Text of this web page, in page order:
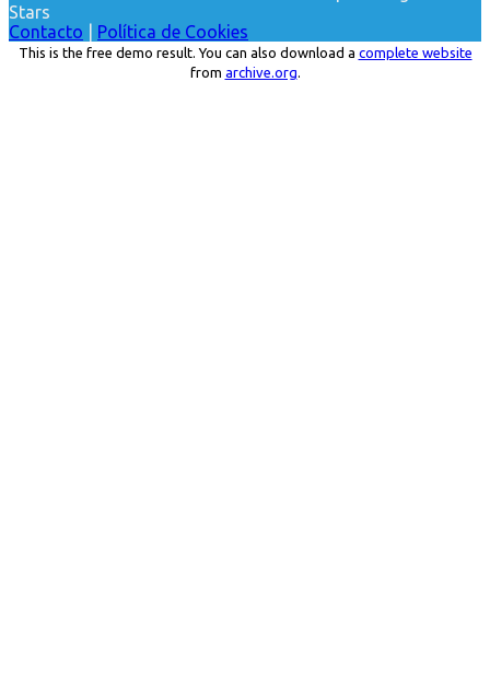
Stars
Contacto
Política de Cookies
This is the free demo result. You can also download a complete website
from archive.org.